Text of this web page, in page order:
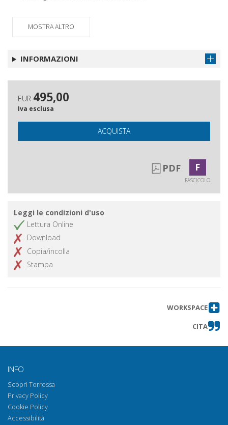
MOSTRA ALTRO
INFORMAZIONI
EUR 495,00
Iva esclusa
ACQUISTA
PDF F
FASCICOLO
Leggi le condizioni d'uso
Lettura Online
Download
Copia/incolla
Stampa
WORKSPACE
CITA
INFO
Scopri Torrossa
Privacy Policy
Cookie Policy
Accessibilità